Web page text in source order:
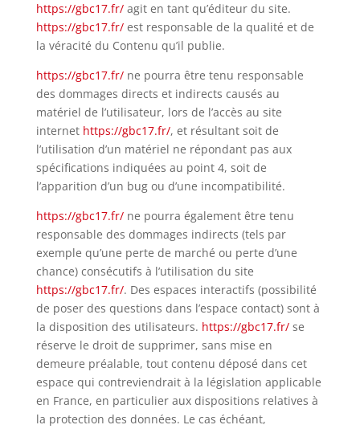
https://gbc17.fr/agit en tant qu’éditeur du site.
https://gbc17.fr/est responsable de la qualité et de
la véracité du Contenu qu’il publie.
https://gbc17.fr/ne pourra être tenu responsable
des dommages directs et indirects causés au
matériel de l’utilisateur, lors de l’accès au site
internet https://gbc17.fr/, et résultant soit de
l’utilisation d’un matériel ne répondant pas aux
spécifications indiquées au point 4, soit de
l’apparition d’un bug ou d’une incompatibilité.
https://gbc17.fr/ne pourra également être tenu
responsable des dommages indirects (tels par
exemple qu’une perte de marché ou perte d’une
chance) consécutifs à l’utilisation du site
https://gbc17.fr/. Des espaces interactifs (possibilité
de poser des questions dans l’espace contact) sont à
la disposition des utilisateurs. https://gbc17.fr/se
réserve le droit de supprimer, sans mise en
demeure préalable, tout contenu déposé dans cet
espace qui contreviendrait à la législation applicable
en France, en particulier aux dispositions relatives à
la protection des données. Le cas échéant,